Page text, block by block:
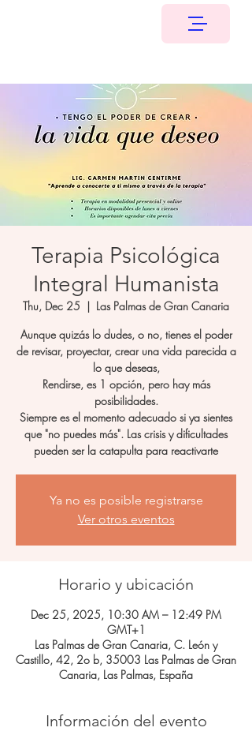
Terapia Psicológica
Integral Humanista
Thu, Dec 25
  |
Las Palmas de Gran Canaria
Aunque quizás lo dudes, o no, tienes el poder
de revisar, proyectar, crear una vida parecida a
lo que deseas,
Rendirse, es 1 opción, pero hay más
posibilidades.
Siempre es el momento adecuado si ya sientes
que "no puedes más". Las crisis y dificultades
pueden ser la catapulta para reactivarte
Ya no es posible registrarse
Ver otros eventos
Horario y ubicación
Dec 25, 2025, 10:30 AM – 12:49 PM
GMT+1
Las Palmas de Gran Canaria, C. León y
Castillo, 42, 2o b, 35003 Las Palmas de Gran
Canaria, Las Palmas, España
Información del evento